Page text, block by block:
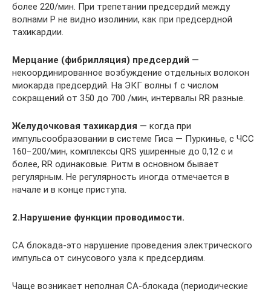
более 220/мин. При трепетании предсердий между
волнами Р не видно изолинии, как при предсердной
тахикардии.
Мерцание (фибрилляция) предсердий —
некоординированное возбуждение отдельных волокон
миокарда предсердий. На ЭКГ волны f с числом
сокращений от 350 до 700 /мин, интервалы RR разные.
Желудочковая тахикардия — когда при
импульсообразовании в системе Гиса — Пуркинье, с ЧСС
160−200/мин, комплексы QRS уширенные до 0,12 с и
более, RR одинаковые. Ритм в основном бывает
регулярным. Не регулярность иногда отмечается в
начале и в конце приступа.
2.Нарушение функции проводимости.
СА блокада-это нарушение проведения электрического
импульса от синусового узла к предсердиям.
Чаще возникает неполная СА-блокада (периодические